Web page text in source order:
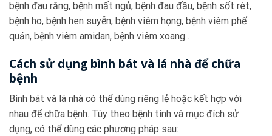
bệnh đau răng, bệnh mất ngủ, bệnh đau đầu, bệnh sốt rét,
bệnh ho, bệnh hen suyễn, bệnh viêm họng, bệnh viêm phế
quản, bệnh viêm amidan, bệnh viêm xoang .
Cách sử dụng bình bát và lá nhà để chữa
bệnh
Bình bát và lá nhà có thể dùng riêng lẻ hoặc kết hợp với
nhau để chữa bệnh. Tùy theo bệnh tình và mục đích sử
dụng, có thể dùng các phương pháp sau: